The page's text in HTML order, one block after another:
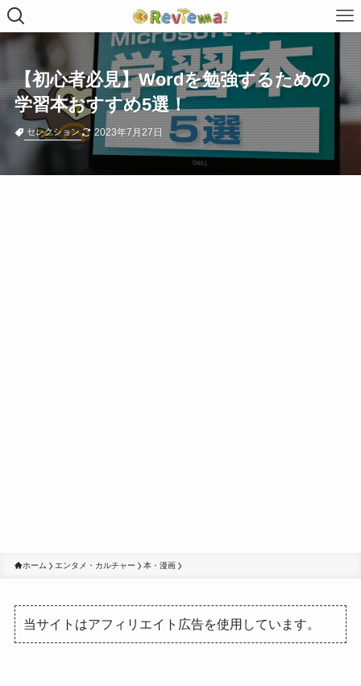
【初心者必見】Wordを勉強するための
学習本おすすめ5選！
セレクション 2023年7月27日
ホーム エンタメ・カルチャー 本・漫画
当サイトはアフィリエイト広告を使用しています。